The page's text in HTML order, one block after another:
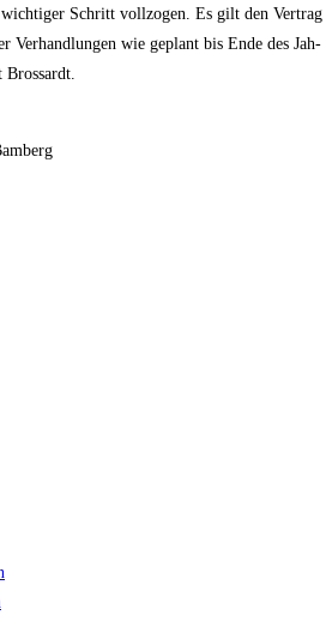
Schritt voll­zo­gen. Es gilt den Ver­trag
Ver­hand­lun­gen wie geplant bis Ende des Jah­